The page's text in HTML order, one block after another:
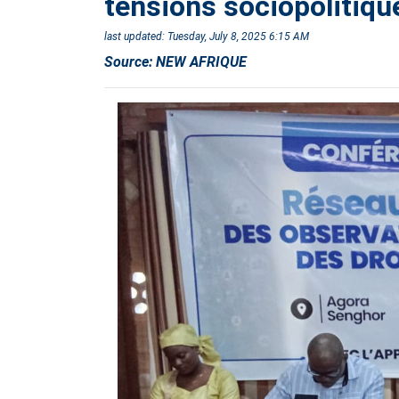
last updated: Tuesday, July 8, 2025 6:15 AM
Source: NEW AFRIQUE